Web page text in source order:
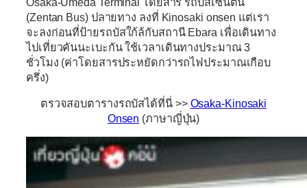
(Zentan Bus)ปลายทาง ลงที่ Kinosaki onsen แต่เรา
จะลงก่อนที่ป้ายรถบัสใก้ล้กับสถานี Ebara เพื่อเดินทาง
ไปเที่ยวคันนะเบะกัน ใช้เวลาเดินทางประมาณ 3
ชั่วโมง (ค่าโดยสารประหยัดกว่ารถไฟประมาณเกือบ
ครึ่ง)
ตรวจสอบตารางรถบัสได้ที่นี่ >> Osaka-Kinosaki
Onsen (ภาษาญี่ปุ่น)